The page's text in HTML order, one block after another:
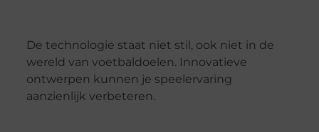
De technologie staat niet stil, ook niet in de
wereld van voetbaldoelen. Innovatieve
ontwerpen kunnen je speelervaring
aanzienlijk verbeteren.